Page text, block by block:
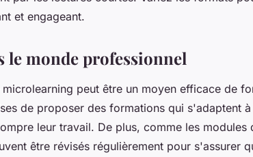
et engageant.
monde professionnel
peut être un moyen efficace de
de proposer des formations qui s'adaptent
leur travail. De plus, comme les modules
être révisés régulièrement pour s'assurer